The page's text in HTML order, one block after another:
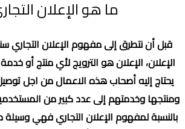
ما هو الإعلان
قبل أن نتطرق إلى مفهوم الإعلان
الإعلان، الإعلان هو الترويج لأي منتج أو
يحتاج إليه أصحاب هذه الاعمال من اجل
ومنتجها وخدمتهم إلى عدد كبير من
بالنسبة لمفهوم الإعلان التجاري فهي